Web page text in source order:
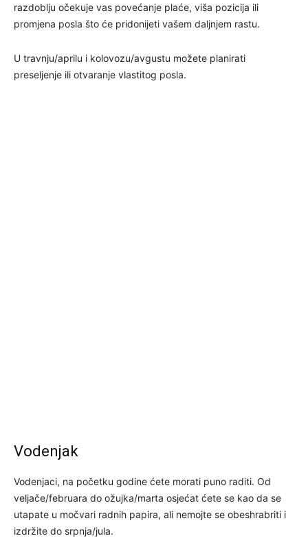
razdoblju očekuje vas povećanje plaće, viša pozicija ili
promjena posla što će pridonijeti vašem daljnjem rastu.
U travnju/aprilu i kolovozu/avgustu možete planirati
preseljenje ili otvaranje vlastitog posla.
Vodenjak
Vodenjaci, na početku godine ćete morati puno raditi. Od
veljače/februara do ožujka/marta osjećat ćete se kao da se
utapate u močvari radnih papira, ali nemojte se obeshrabriti i
izdržite do srpnja/jula.